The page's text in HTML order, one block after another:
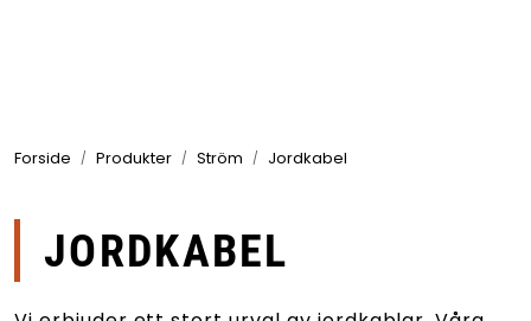
Forside Produkter Ström Jordkabel
JORDKABEL
Branscher
Leverantörer